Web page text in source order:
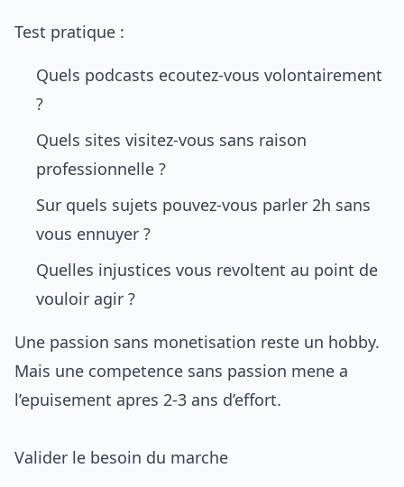
Test pratique :
Quels podcasts ecoutez-vous volontairement
?
Quels sites visitez-vous sans raison
professionnelle ?
Sur quels sujets pouvez-vous parler 2h sans
vous ennuyer ?
Quelles injustices vous revoltent au point de
vouloir agir ?
Une passion sans monetisation reste un hobby.
Mais une competence sans passion mene a
l’epuisement apres 2-3 ans d’effort.
Valider le besoin du marche